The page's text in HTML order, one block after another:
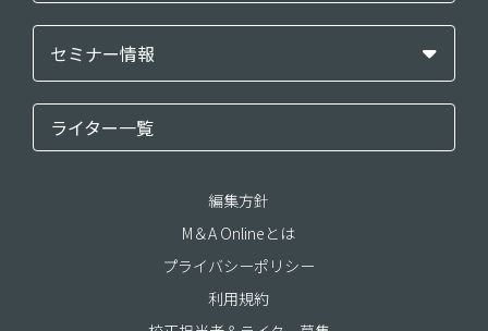
セミナー情報
ライター一覧
編集方針
M＆A Onlineとは
プライバシーポリシー
利用規約